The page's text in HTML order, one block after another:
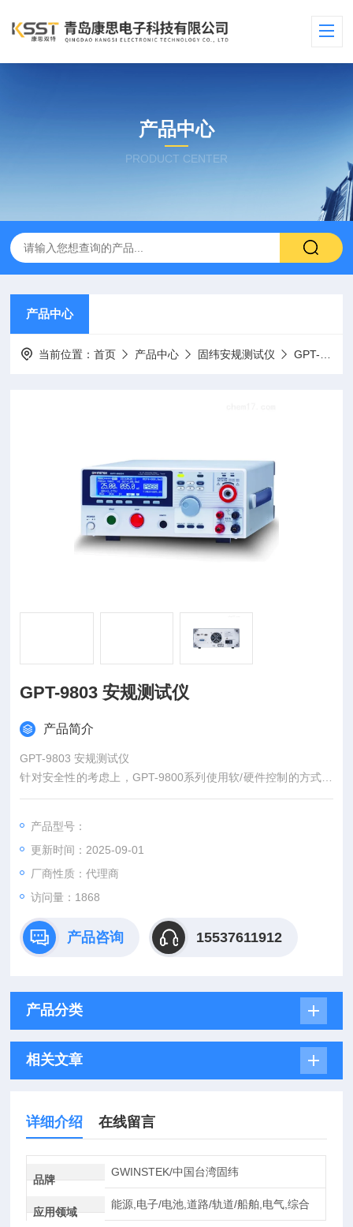
产品中心
PRODUCT CENTER
产品中心
当前位置：首页 产品中心 固纬安规测试仪 GPT-9800系列 安规测试仪
GPT-9803 安规测试仪
产品简介
GPT-9803 安规测试仪
针对安全性的考虑上，GPT-9800系列使用软/硬件控制的方式，
提供开机自测、零点启动、测试过程中侦测不正常输出电压、超
需插上特殊的连锁(Interlock)端子才能让安规测试器正常输出的
功能。
产品型号：
更新时间：2025-09-01
厂商性质：代理商
访问量：1868
产品咨询 15537611912
产品分类
相关文章
详细介绍 在线留言
品牌
GWINSTEK/中国台湾固纬
应用领域
能源,电子/电池,道路/轨道/船舶,电气,综合